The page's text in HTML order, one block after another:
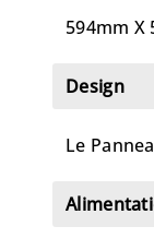
594mm X
Design
Le